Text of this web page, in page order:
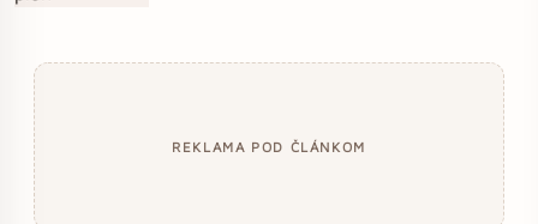
REKLAMA POD ČLÁNKOM